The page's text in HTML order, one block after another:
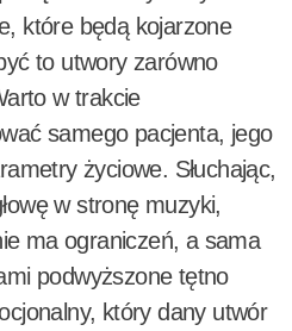
które będą kojarzone
to utwory zarówno
w trakcie
samego pacjenta, jego
życiowe. Słuchając,
w stronę muzyki,
ma ograniczeń, a sama
podwyższone tętno
który dany utwór